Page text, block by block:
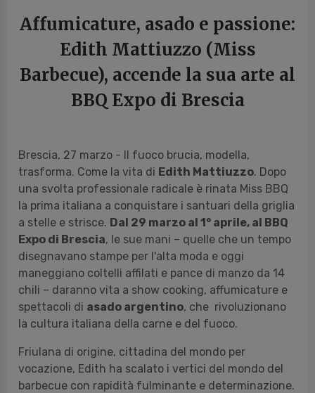
Affumicature, asado e passione:
Edith Mattiuzzo (Miss
Barbecue), accende la sua arte al
BBQ Expo di Brescia
Brescia, 27 marzo - Il fuoco brucia, modella,
trasforma. Come la vita di Edith Mattiuzzo. Dopo
una svolta professionale radicale è rinata Miss BBQ
la prima italiana a conquistare i santuari della griglia
a stelle e strisce. Dal 29 marzo al 1° aprile, al BBQ
Expo di Brescia, le sue mani – quelle che un tempo
disegnavano stampe per l'alta moda e oggi
maneggiano coltelli affilati e pance di manzo da 14
chili – daranno vita a show cooking, affumicature e
spettacoli di asado argentino, che rivoluzionano
la cultura italiana della carne e del fuoco.
Friulana di origine, cittadina del mondo per
vocazione, Edith ha scalato i vertici del mondo del
barbecue con rapidità fulminante e determinazione.